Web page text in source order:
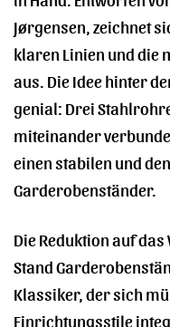
Jørgensen, zeichnet
klaren Linien und die
aus. Die Idee hinter
genial: Drei
miteinander
einen stabilen und
Garderobenständer.
Die Reduktion auf
Stand
Klassiker, der sich
Einrichtungsstile